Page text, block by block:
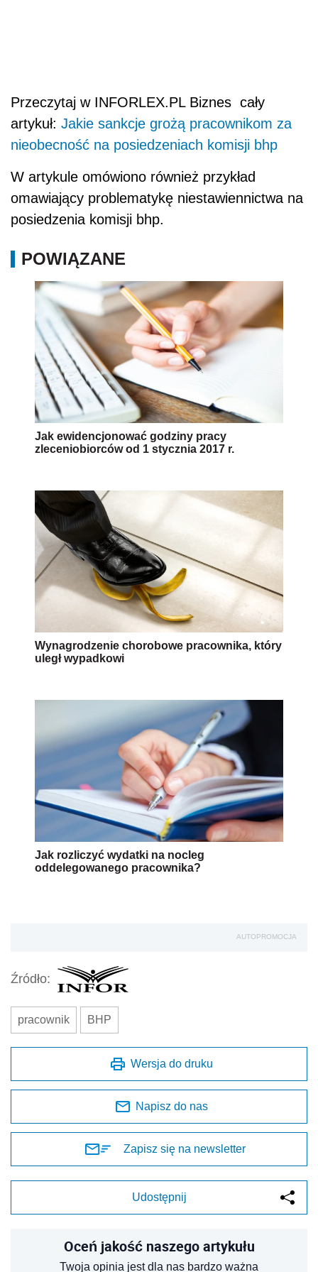
Przeczytaj w INFORLEX.PL Biznes cały
artykuł: Jakie sankcje grożą pracownikom za
nieobecność na posiedzeniach komisji bhp
W artykule omówiono również przykład
omawiający problematykę niestawiennictwa na
posiedzenia komisji bhp.
POWIĄZANE
Jak ewidencjonować godziny pracy
zleceniobiorców od 1 stycznia 2017 r.
Wynagrodzenie chorobowe pracownika, który
uległ wypadkowi
Jak rozliczyć wydatki na nocleg
oddelegowanego pracownika?
AUTOPROMOCJA
Źródło:
pracownik BHP
Wersja do druku
Napisz do nas
Zapisz się na newsletter
Udostępnij
Oceń jakość naszego artykułu
Twoja opinia jest dla nas bardzo ważna